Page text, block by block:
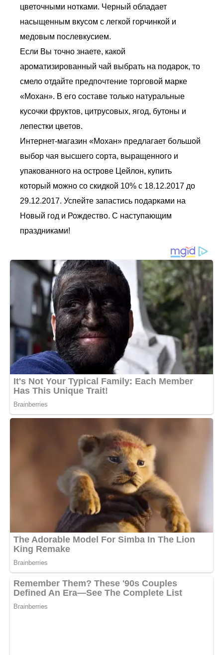
цветочными нотками. Черный обладает
насыщенным вкусом с легкой горчинкой и
медовым послевкусием.
Если Вы точно знаете, какой
ароматизированный чай выбрать на подарок, то
смело отдайте предпочтение торговой марке
«Мохан». В его составе только натуральные
кусочки фруктов, цитрусовых, ягод, бутоны и
лепестки цветов.
Интернет-магазин «Мохан» предлагает большой
выбор чая высшего сорта, выращенного и
упакованного на острове Цейлон, купить
который можно со скидкой 10% с 18.12.2017 до
29.12.2017. Успейте запастись подарками на
Новый год и Рождество. С наступающим
праздниками!